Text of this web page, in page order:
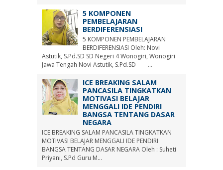
5 KOMPONEN
PEMBELAJARAN
BERDIFERENSIASI
5 KOMPONEN PEMBELAJARAN
BERDIFERENSIASI Oleh: Novi
Astutik, S.Pd.SD SD Negeri 4 Wonogiri, Wonogiri
Jawa Tengah Novi Astutik, S.Pd.SD ...
ICE BREAKING SALAM
PANCASILA TINGKATKAN
MOTIVASI BELAJAR
MENGGALI IDE PENDIRI
BANGSA TENTANG DASAR
NEGARA
ICE BREAKING SALAM PANCASILA TINGKATKAN
MOTIVASI BELAJAR MENGGALI IDE PENDIRI
BANGSA TENTANG DASAR NEGARA Oleh : Suheti
Priyani, S.Pd Guru M...